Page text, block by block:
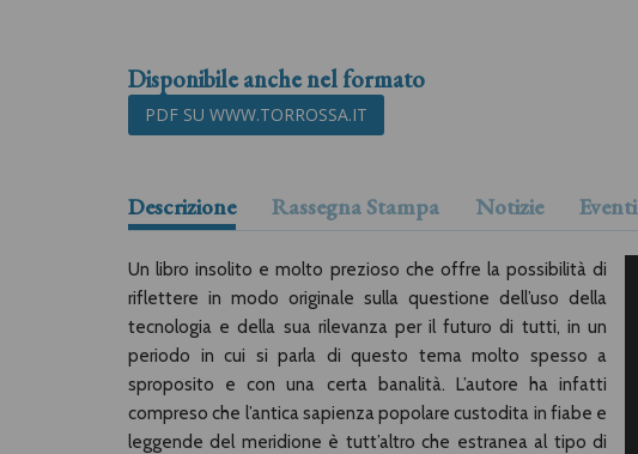
Disponibile anche nel formato
PDF SU WWW.TORROSSA.IT
Descrizione Rassegna Stampa Notizie Eventi
Un libro insolito e molto prezioso che offre la possibilità di
riflettere in modo originale sulla questione dell’uso della
tecnologia e della sua rilevanza per il futuro di tutti, in un
periodo in cui si parla di questo tema molto spesso a
sproposito e con una certa banalità. L’autore ha infatti
compreso che l’antica sapienza popolare custodita in fiabe e
leggende del meridione è tutt’altro che estranea al tipo di